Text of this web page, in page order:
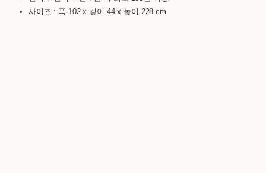
사이즈 : 폭 102 x 깊이 44 x 높이 228 cm